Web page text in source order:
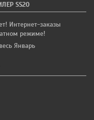
SS20
Интернет-заказы
режиме!
Январь